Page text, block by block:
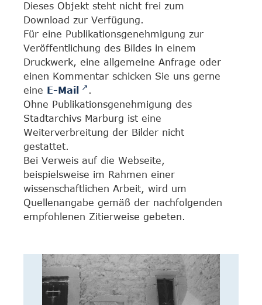
Dieses Objekt steht nicht frei zum
Download zur Verfügung.
Für eine Publikationsgenehmigung zur
Veröffentlichung des Bildes in einem
Druckwerk, eine allgemeine Anfrage oder
einen Kommentar schicken Sie uns gerne
eine E-Mail
.
Ohne Publikationsgenehmigung des
Stadtarchivs Marburg ist eine
Weiterverbreitung der Bilder nicht
gestattet.
Bei Verweis auf die Webseite,
beispielsweise im Rahmen einer
wissenschaftlichen Arbeit, wird um
Quellenangabe gemäß der nachfolgenden
empfohlenen Zitierweise gebeten.